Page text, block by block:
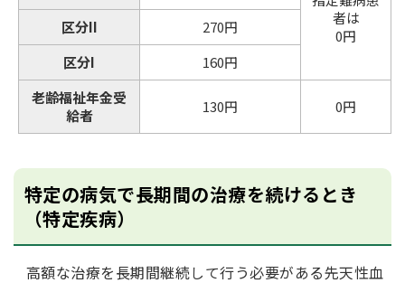
者は
0円
区分II
270円
区分I
160円
老齢福祉年金受
給者
130円 0円
特定の病気で長期間の治療を続けるとき
（特定疾病）
高額な治療を長期間継続して行う必要がある先天性血